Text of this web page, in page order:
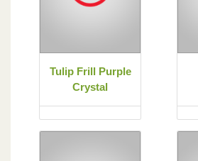
Tulip Frill Purple
Crystal